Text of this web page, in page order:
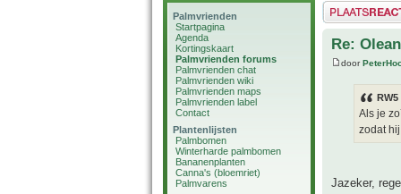
Palmvrienden
Startpagina
Agenda
Kortingskaart
Palmvrienden forums
Palmvrienden chat
Palmvrienden wiki
Palmvrienden maps
Palmvrienden label
Contact
Plantenlijsten
Palmbomen
Winterharde palmbomen
Bananenplanten
Canna's (bloemriet)
Palmvarens
Plaats een reactie
Re:
door
Als je
zodat
Jazeker,